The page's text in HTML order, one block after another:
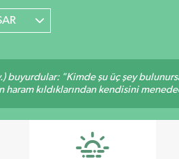
buyurdular: "Kimde şu üç şey
haram kıldıklarından kendisini